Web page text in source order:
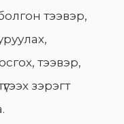
тээвэр,
тээвэр,
зэрэгт